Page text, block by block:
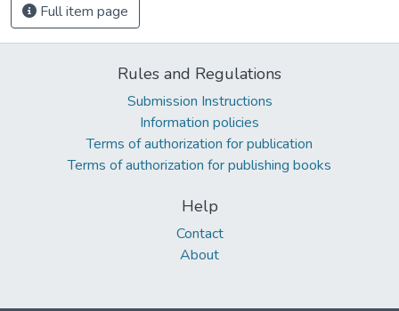
Full item page
Rules and Regulations
Submission Instructions
Information policies
Terms of authorization for publication
Terms of authorization for publishing books
Help
Contact
About